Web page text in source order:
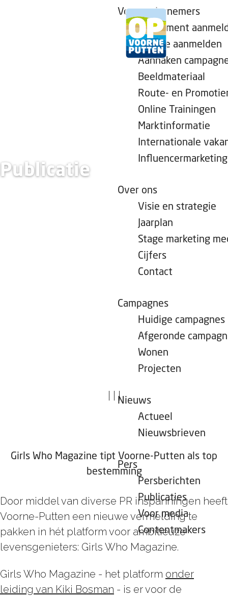
h
Voor ondernemers
Evenement
Locatie aanmelden
Aanhaken
Beeldmateriaal
Route- en
Online Trainingen
Marktinformatie
Internationale
Influencermarketing
Over ons
Visie en strategie
Jaarplan
Stage marketing
Cijfers
Contact
Campagnes
Huidige campagnes
Afgeronde
Wonen
Projecten
Nieuws
Actueel
Nieuwsbrieven
Pers
Persberichten
Publicaties
Voor media
Contentmakers
Publicatie
|
Girls Who Magazine tipt Voorne-Putten als top
bestemming
Door middel van diverse PR inspanningen heeft
Voorne-Putten een nieuwe vermelding te
pakken in hét platform voor ambitieuze
levensgenieters: Girls Who Magazine.
Girls Who Magazine - het platform onder
leiding van Kiki Bosman - is er voor de